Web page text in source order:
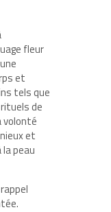
fleur
et
tels que
de
volonté
et
peau